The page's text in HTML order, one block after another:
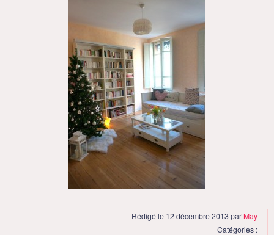
Rédigé le 12 décembre 2013 par May
Catégories :